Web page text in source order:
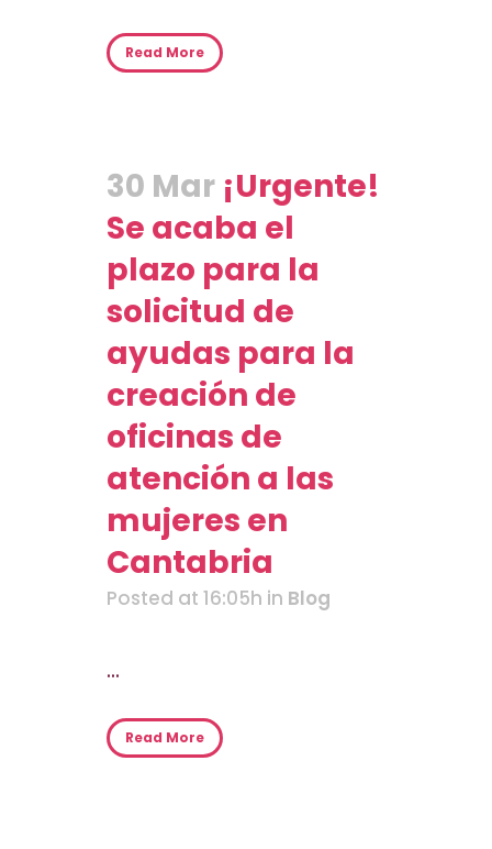
Read More
30 Mar ¡Urgente!
Se acaba el
plazo para la
solicitud de
ayudas para la
creación de
oficinas de
atención a las
mujeres en
Cantabria
Posted at 16:05h in Blog
...
Read More